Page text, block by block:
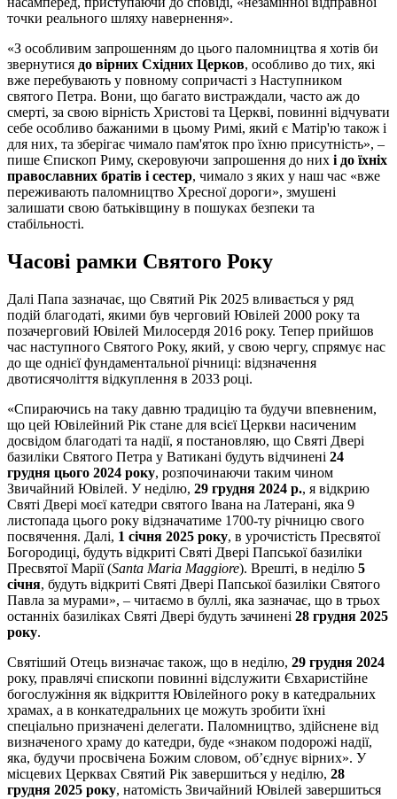
точки реального шляху навернення».
«З особливим запрошенням до цього паломництва я хотів би
звернутися до вірних Східних Церков, особливо до тих, які
вже перебувають у повному сопричасті з Наступником
святого Петра. Вони, що багато вистраждали, часто аж до
смерті, за свою вірність Христові та Церкві, повинні відчувати
себе особливо бажаними в цьому Римі, який є Матір'ю також і
для них, та зберігає чимало пам'яток про їхню присутність», –
пише Єпископ Риму, скеровуючи запрошення до них і до їхніх
православних братів і сестер, чимало з яких у наш час «вже
переживають паломництво Хресної дороги», змушені
залишати свою батьківщину в пошуках безпеки та
стабільності.
Часові рамки Святого Року
Далі Папа зазначає, що Святий Рік 2025 вливається у ряд
подій благодаті, якими був черговий Ювілей 2000 року та
позачерговий Ювілей Милосердя 2016 року. Тепер прийшов
час наступного Святого Року, який, у свою чергу, спрямує нас
до ще однієї фундаментальної річниці: відзначення
двотисячоліття відкуплення в 2033 році.
«Спираючись на таку давню традицію та будучи впевненим,
що цей Ювілейний Рік стане для всієї Церкви насиченим
досвідом благодаті та надії, я постановляю, що Святі Двері
базиліки Святого Петра у Ватикані будуть відчинені 24
грудня цього 2024 року, розпочинаючи таким чином
Звичайний Ювілей. У неділю, 29 грудня 2024 р., я відкрию
Святі Двері моєї катедри святого Івана на Латерані, яка 9
листопада цього року відзначатиме 1700-ту річницю свого
посвячення. Далі, 1 січня 2025 року, в урочистість Пресвятої
Богородиці, будуть відкриті Святі Двері Папської базиліки
Пресвятої Марії (Santa Maria Maggiore). Врешті, в неділю 5
січня, будуть відкриті Святі Двері Папської базиліки Святого
Павла за мурами», – читаємо в буллі, яка зазначає, що в трьох
останніх базиліках Святі Двері будуть зачинені 28 грудня 2025
року.
Святіший Отець визначає також, що в неділю, 29 грудня 2024
року, правлячі єпископи повинні відслужити Євхаристійне
богослужіння як відкриття Ювілейного року в катедральних
храмах, а в конкатедральних це можуть зробити їхні
спеціально призначені делегати. Паломництво, здійснене від
визначеного храму до катедри, буде «знаком подорожі надії,
яка, будучи просвічена Божим словом, об’єднує вірних». У
місцевих Церквах Святий Рік завершиться у неділю, 28
грудня 2025 року, натомість Звичайний Ювілей завершиться